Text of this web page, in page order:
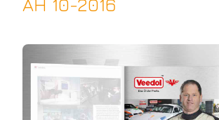
AH 10-2016